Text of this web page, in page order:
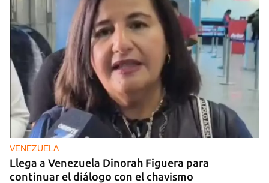
VENEZUELA
Llega a Venezuela Dinorah Figuera para
continuar el diálogo con el chavismo